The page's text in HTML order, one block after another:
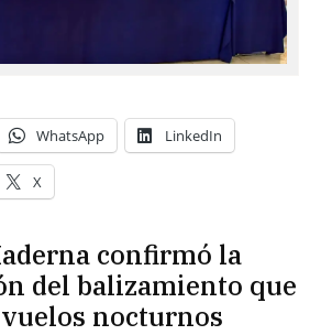
WhatsApp LinkedIn
X
confirmó la
del balizamiento que
nocturnos